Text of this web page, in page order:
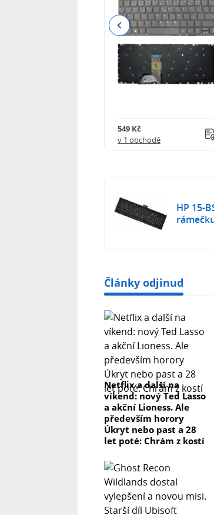
549 Kč
v 1 obchodě
Previous
HP 15-
Články odjinud
Netflix a další na
víkend: nový Ted Lasso
a akční Lioness. Ale
především horory
Úkryt nebo past a 28
let poté: Chrám z kostí